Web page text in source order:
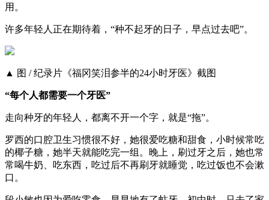
用。
许多年轻人正在期待着，“种不起牙的日子，早点过去吧”。
▲ 图 / 纪录片《福冈笑泪参半的24小时牙医》截图
“每个人都需要一个牙医”
走向种牙的年轻人，都离不开一个字，就是“拖”。
罗西的口腔卫生习惯很不好，她很爱吃糖和甜食，小时候常吃
的椰子糖，她半天就能吃完一组。晚上，刷过牙之后，她也常
常喝牛奶、吃东西，吃过后不再刷牙就睡觉，吃过饭也不会漱
口。